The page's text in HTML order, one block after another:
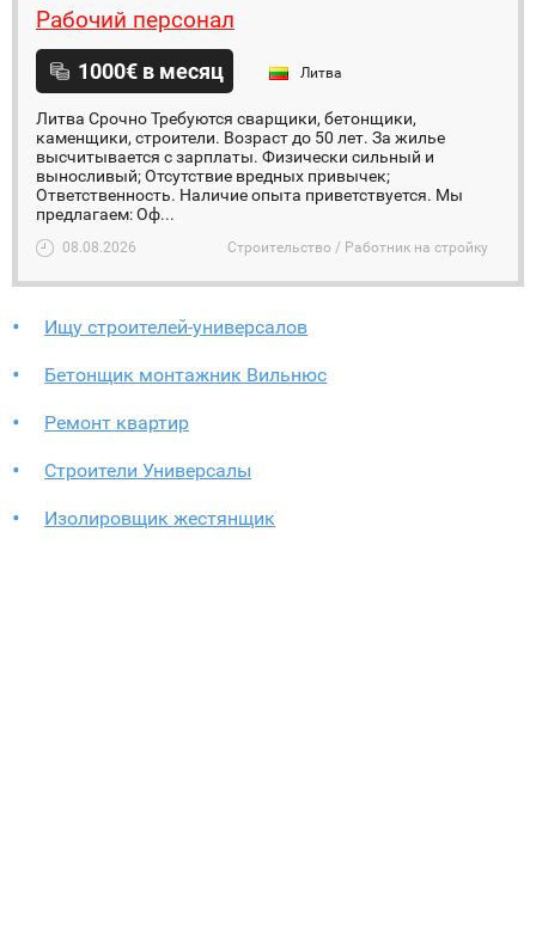
Рабочий персонал
1000€ в месяц Литва
Литва Срочно Требуются сварщики, бетонщики,
каменщики, строители. Возраст до 50 лет. За жилье
высчитывается с зарплаты. Физически сильный и
выносливый; Отсутствие вредных привычек;
Ответственность. Наличие опыта приветствуется. Мы
предлагаем: Оф...
08.08.2026 Строительство / Работник на стройку
Ищу строителей-универсалов
Бетонщик монтажник Вильнюс
Ремонт квартир
Строители Универсалы
Изолировщик жестянщик